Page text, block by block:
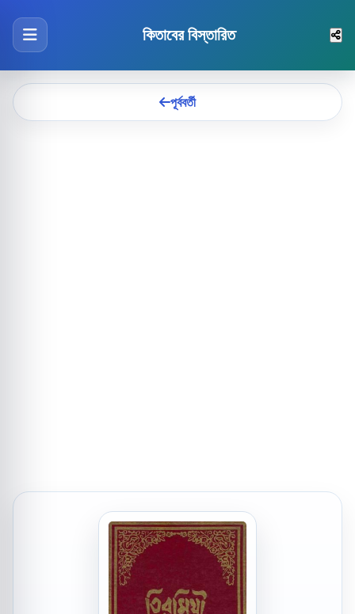
কিতাবের বিস্তারিত
পূর্ববর্তী